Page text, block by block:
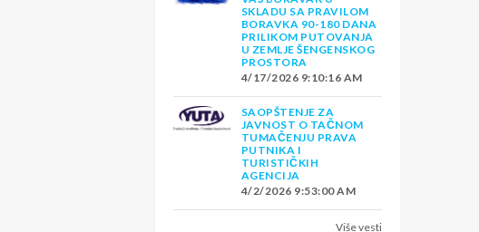
SKLADU SA PRAVILOM
BORAVKA 90-180 DANA
PRILIKOM PUTOVANJA
U ZEMLJE ŠENGENSKOG
PROSTORA
4/17/2026 9:10:16 AM
SAOPŠTENJE ZA
JAVNOST O TAČNOM
TUMAČENJU PRAVA
PUTNIKA I
TURISTIČKIH
AGENCIJA
4/2/2026 9:53:00 AM
Više vesti